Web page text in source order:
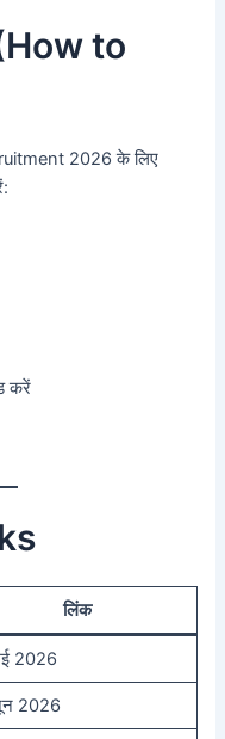
to
2026 के लिए
करें
लिंक
2026
2026